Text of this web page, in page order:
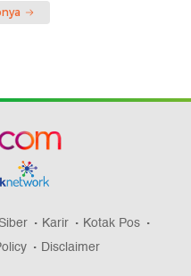
Karir
Kotak Pos
Disclaimer